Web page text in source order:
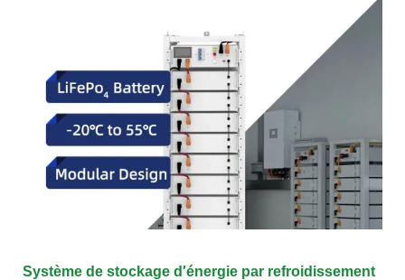
Système de stockage d′énergie par refroidissement